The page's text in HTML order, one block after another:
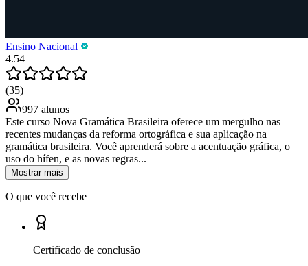
Ensino Nacional
4.54
(35)
997 alunos
Este curso Nova Gramática Brasileira oferece um mergulho nas
recentes mudanças da reforma ortográfica e sua aplicação na
gramática brasileira. Você aprenderá sobre a acentuação gráfica, o
uso do hífen, e as novas regras...
Mostrar mais
O que você recebe
Certificado de conclusão